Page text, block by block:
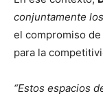
conjuntamente
el compromiso
para la
“Estos espacios